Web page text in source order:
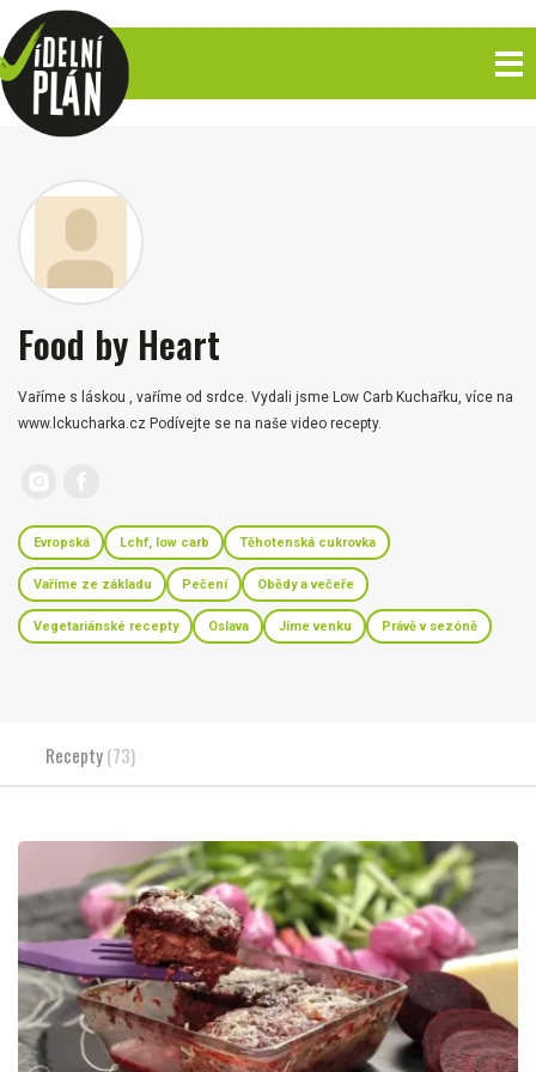
Food by Heart
Vaříme s láskou , vaříme od srdce. Vydali jsme Low Carb Kuchařku, více na
www.lckucharka.cz Podívejte se na naše video recepty.
Evropská Lchf, low carb Těhotenská cukrovka
Vaříme ze základu Pečení Obědy a večeře
Vegetariánské recepty Oslava Jíme venku Právě v sezóně
Recepty(73)